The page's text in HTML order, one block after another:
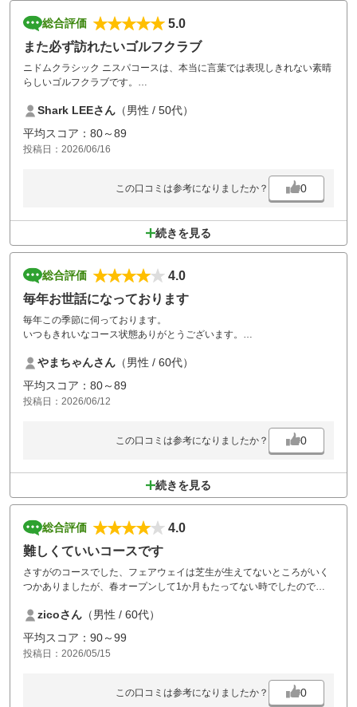
総合評価
5.0
また必ず訪れたいゴルフクラブ
ニドムクラシック ニスパコースは、本当に言葉では表現しきれない素晴
らしいゴルフクラブです。
今回、同僚や知人と一緒にラウンドしましたが、全員が大変満足し、と
ても楽しい時間を過ごすことができました。
クラブハウスでのスタッフの皆様の丁寧で温かい接客、美味しい食事を
ディション、すべてが最高レベルでした。
ありがとうございました。
Shark LEEさん （男性 / 50代）
平均スコア：80～89
投稿日：2026/06/16
この口コミは参考になりましたか？ 0
続きを見る
総合評価
4.0
毎年お世話になっております
毎年この季節に伺っております。
いつもきれいなコース状態ありがとうございます。
また来年も伺います。
やまちゃんさん （男性 / 60代）
平均スコア：80～89
投稿日：2026/06/12
この口コミは参考になりましたか？ 0
続きを見る
総合評価
4.0
難しくていいコースです
さすがのコースでした、フェアウェイは芝生が生えてないところがいく
つかありましたが、春オープンして1か月もたってない時でしたのでい
識して絞ってるんでしょうし、土地面積がなくてではなくそういうよう
に設計されたのだと思います。長めのPAR4も多く、難しかったです。
一つ注文させてもらいます、カラスがいてカート後方のかご荒らしてま
した、ぜひ蓋カバーありにしてほしいです。こちらが悪いのですが、ス
えばキタキツネを見ました、感激です。
zicoさん （男性 / 60代）
平均スコア：90～99
投稿日：2026/05/15
この口コミは参考になりましたか？ 0